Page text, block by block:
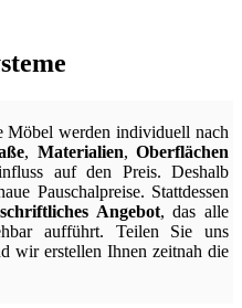
Möbel werden individuell nach
, Materialien,Oberflächen
auf den Preis. Deshalb
Pauschalpreise. Stattdessen
schriftliches Angebot, das alle
aufführt. Teilen Sie uns
wir erstellen Ihnen zeitnah die